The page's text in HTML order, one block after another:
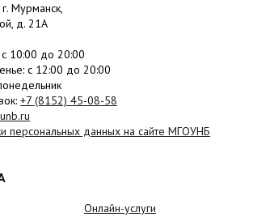
Мурманск,
д. 21А
с 10:00 до 20:00
: c 12:00 до 20:00
+7 (8152) 45-08-58
персональных данных на сайте МГОУНБ
Онлайн-услуги